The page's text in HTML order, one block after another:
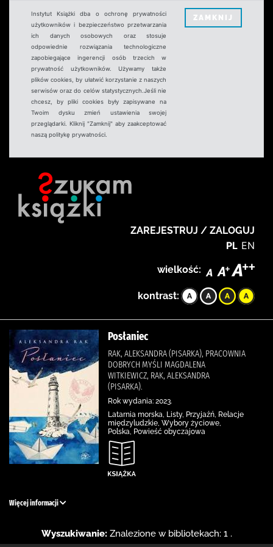
Instytut Książki dba o ochronę prywatności
użytkowników i bezpieczeństwo przetwarzania
ich danych osobowych oraz stosuje
odpowiednie rozwiązania technologiczne
zapobiegające ingerencji osób trzecich w
prywatność użytkowników. Używamy także
plików cookies, by ułatwić korzystanie z naszych
serwisów oraz do celów statystycznych.Jeśli nie
chcesz, by pliki cookies były zapisywane na
Twoim dysku zmień ustawienia swojej
przeglądarki. Kliknij "Zamknij" aby zaakceptować
naszą politykę prywatności.
ZAMKNIJ
ZAREJESTRUJ / ZALOGUJ
PL EN
wielkość:
kontrast:
Posłaniec
RAK, ALEKSANDRA (PISARKA), PRACOWNIA
DOBRYCH MYŚLI MAGDALENA
WITKIEWICZ, RAK, ALEKSANDRA
(PISARKA).
Rok wydania: 2023.
Latarnia morska, Listy, Przyjaźń, Relacje
międzyludzkie, Wybory życiowe,
Polska, Powieść obyczajowa
Więcej informacji
Wyszukiwanie: Znalezione w bibliotekach: 1 .